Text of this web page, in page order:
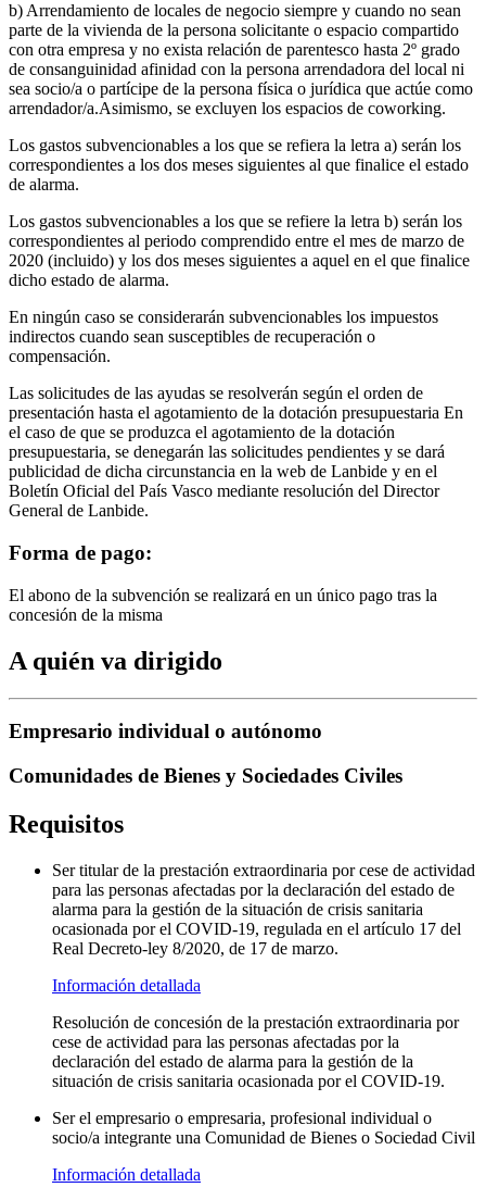
b) Arrendamiento de locales de negocio siempre y cuando no sean
parte de la vivienda de la persona solicitante o espacio compartido
con otra empresa y no exista relación de parentesco hasta 2º grado
de consanguinidad afinidad con la persona arrendadora del local ni
sea socio/a o partícipe de la persona física o jurídica que actúe como
arrendador/a.Asimismo, se excluyen los espacios de coworking.
Los gastos subvencionables a los que se refiera la letra a) serán los
correspondientes a los dos meses siguientes al que finalice el estado
de alarma.
Los gastos subvencionables a los que se refiere la letra b) serán los
correspondientes al periodo comprendido entre el mes de marzo de
2020 (incluido) y los dos meses siguientes a aquel en el que finalice
dicho estado de alarma.
En ningún caso se considerarán subvencionables los impuestos
indirectos cuando sean susceptibles de recuperación o
compensación.
Las solicitudes de las ayudas se resolverán según el orden de
presentación hasta el agotamiento de la dotación presupuestaria En
el caso de que se produzca el agotamiento de la dotación
presupuestaria, se denegarán las solicitudes pendientes y se dará
publicidad de dicha circunstancia en la web de Lanbide y en el
Boletín Oficial del País Vasco mediante resolución del Director
General de Lanbide.
Forma de pago:
El abono de la subvención se realizará en un único pago tras la
concesión de la misma
A quién va dirigido
Empresario individual o autónomo
Comunidades de Bienes y Sociedades Civiles
Requisitos
Ser titular de la prestación extraordinaria por cese de actividad
para las personas afectadas por la declaración del estado de
alarma para la gestión de la situación de crisis sanitaria
ocasionada por el COVID-19, regulada en el artículo 17 del
Real Decreto-ley 8/2020, de 17 de marzo.
Información detallada
Resolución de concesión de la prestación extraordinaria por
cese de actividad para las personas afectadas por la
declaración del estado de alarma para la gestión de la
situación de crisis sanitaria ocasionada por el COVID-19.
Ser el empresario o empresaria, profesional individual o
socio/a integrante una Comunidad de Bienes o Sociedad Civil
Información detallada